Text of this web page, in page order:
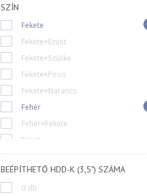
Nincs
SZÍN
Fekete
Fekete+Ezüst
Fekete+Szürke
Fekete+Piros
Fekete+Narancs
Fehér
Fehér+Fekete
Ezüst
Arany
Piros
Szürke
BEÉPÍTHETŐ HDD-K (3,5") SZÁMA
0 db